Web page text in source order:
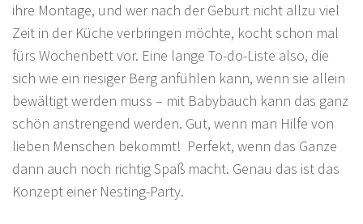
ihre Montage, und wer nach der Geburt nicht allzu viel
Zeit in der Küche verbringen möchte, kocht schon mal
fürs Wochenbett vor. Eine lange To-do-Liste also, die
sich wie ein riesiger Berg anfühlen kann, wenn sie allein
bewältigt werden muss – mit Babybauch kann das ganz
schön anstrengend werden. Gut, wenn man Hilfe von
lieben Menschen bekommt! Perfekt, wenn das Ganze
dann auch noch richtig Spaß macht. Genau das ist das
Konzept einer Nesting-Party.